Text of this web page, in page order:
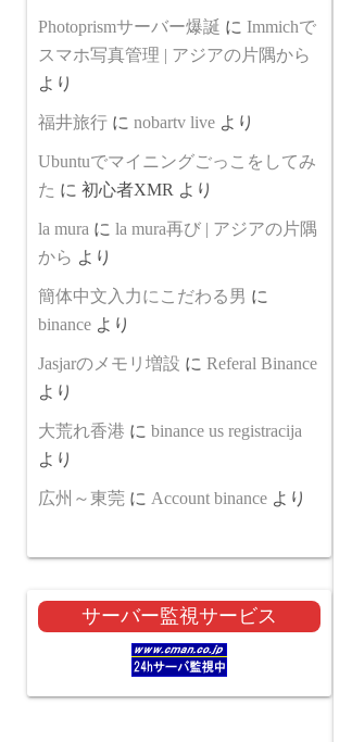
Photoprismサーバー爆誕 に Immichで
スマホ写真管理 | アジアの片隅から
より
福井旅行 に nobartv live より
Ubuntuでマイニングごっこをしてみ
た に 初心者XMR より
la mura に la mura再び | アジアの片隅
から より
簡体中文入力にこだわる男 に
binance より
Jasjarのメモリ増設 に Referal Binance
より
大荒れ香港 に binance us registracija
より
広州～東莞 に Account binance より
サーバー監視サービス